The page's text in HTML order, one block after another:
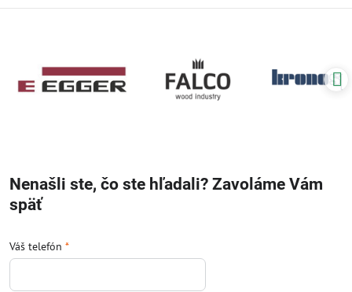
Nenašli ste, čo ste hľadali? Zavoláme Vám
späť
Váš telefón *